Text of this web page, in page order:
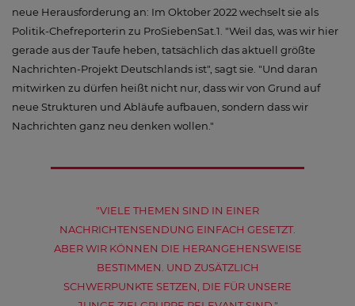
neue Herausforderung an: Im Oktober 2022 wechselt sie als
Politik-Chefreporterin zu ProSiebenSat.1. "Weil das, was wir hier
gerade aus der Taufe heben, tatsächlich das aktuell größte
Nachrichten-Projekt Deutschlands ist", sagt sie. "Und daran
mitwirken zu dürfen heißt nicht nur, dass wir von Grund auf
neue Strukturen und Abläufe aufbauen, sondern dass wir
Nachrichten ganz neu denken wollen."
"VIELE THEMEN SIND IN EINER
NACHRICHTENSENDUNG EINFACH GESETZT.
ABER WIR KÖNNEN DIE HERANGEHENSWEISE
BESTIMMEN. UND ZUSÄTZLICH
SCHWERPUNKTE SETZEN, DIE FÜR UNSERE